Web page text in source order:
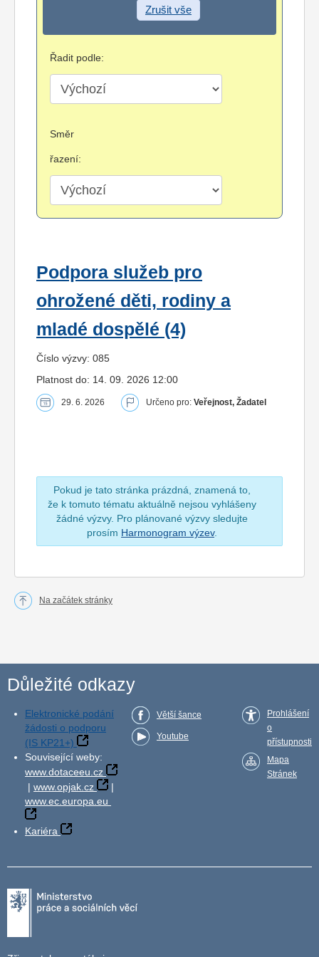
Zrušit vše
Řadit podle:
Směr
řazení:
Podpora služeb pro
ohrožené děti, rodiny a
mladé dospělé (4)
Číslo výzvy: 085
Platnost do: 14. 09. 2026 12:00
29. 6. 2026 Určeno pro: Veřejnost, Žadatel
Pokud je tato stránka prázdná, znamená to,
že k tomuto tématu aktuálně nejsou vyhlášeny
žádné výzvy. Pro plánované výzvy sledujte
prosím Harmonogram výzev.
Na začátek stránky
Důležité odkazy
Elektronické podání
žádosti o podporu
(IS KP21+)
Související weby:
www.dotaceeu.cz
| www.opjak.cz
|
www.ec.europa.eu
Kariéra
Větší šance
Youtube
Prohlášení
o
přístupnosti
Mapa
Stránek